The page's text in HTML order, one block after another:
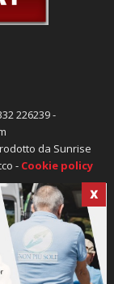
X
226239 -
da Sunrise
- Cookie policy